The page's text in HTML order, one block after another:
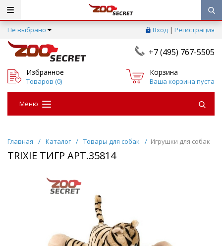
Не выбрано Вход | Регистрация
+7 (495) 767-5505
Избранное
Товаров (0)
Корзина
Ваша корзина пуста
Меню
Главная / Каталог / Товары для собак / Игрушки для собак
TRIXIE ТИГР АРТ.35814